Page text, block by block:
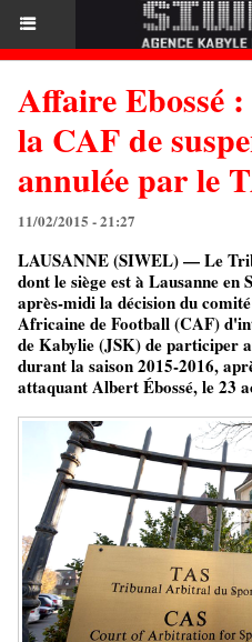
Affaire Ebossé
la CAF de
annulée par le
11/02/2015 - 21:27
LAUSANNE (SIWEL) — Le
dont le siège est à Lausanne en
après-midi la décision du
Africaine de Football (CAF)
de Kabylie (JSK) de participer
durant la saison 2015-2016,
attaquant Albert Ébossé, le 23